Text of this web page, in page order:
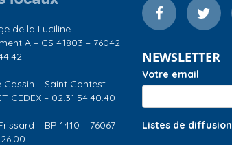
de la Luciline –
A – CS 41803 – 76042
Cassin – Saint Contest –
CEDEX – 02.31.54.40.40
– BP 1410 – 76067
NEWSLETTER
Votre email
Listes de diffusion